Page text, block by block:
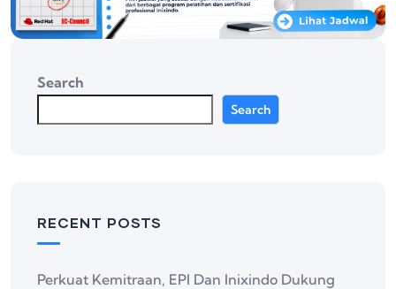
Search
Search
RECENT POSTS
Perkuat Kemitraan, EPI Dan Inixindo Dukung